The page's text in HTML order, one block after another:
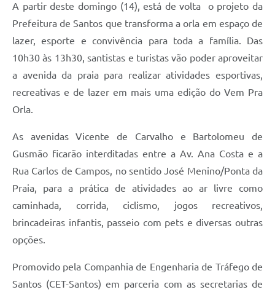
A partir deste domingo (14), está de volta o projeto da
Prefeitura de Santos que transforma a orla em espaço de
lazer, esporte e convivência para toda a família. Das
10h30 às 13h30, santistas e turistas vão poder aproveitar
a avenida da praia para realizar atividades esportivas,
recreativas e de lazer em mais uma edição do Vem Pra
Orla.
As avenidas Vicente de Carvalho e Bartolomeu de
Gusmão ficarão interditadas entre a Av. Ana Costa e a
Rua Carlos de Campos, no sentido José Menino/Ponta da
Praia, para a prática de atividades ao ar livre como
caminhada, corrida, ciclismo, jogos recreativos,
brincadeiras infantis, passeio com pets e diversas outras
opções.
Promovido pela Companhia de Engenharia de Tráfego de
Santos (CET-Santos) em parceria com as secretarias de